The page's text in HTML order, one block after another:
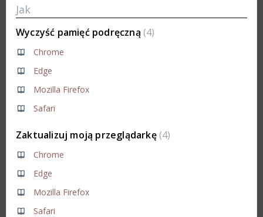
Jak
Wyczyść pamięć podręczną 4
Chrome
Edge
Mozilla Firefox
Safari
Zaktualizuj moją przeglądarkę 4
Chrome
Edge
Mozilla Firefox
Safari